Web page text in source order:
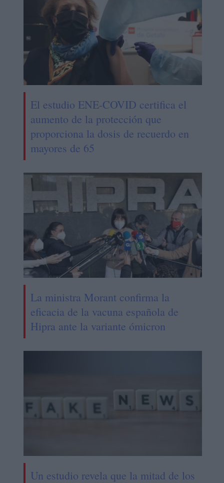
El estudio ENE-COVID certifica el
aumento de la protección que
proporciona la dosis de recuerdo en
mayores de 65
La ministra Morant confirma la
eficacia de la vacuna española de
Hipra ante la variante ómicron
Un estudio revela que la mitad de los